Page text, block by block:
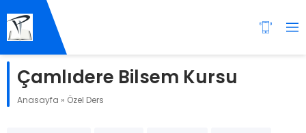
Çamlıdere Bilsem Kursu
Anasayfa » Özel Ders